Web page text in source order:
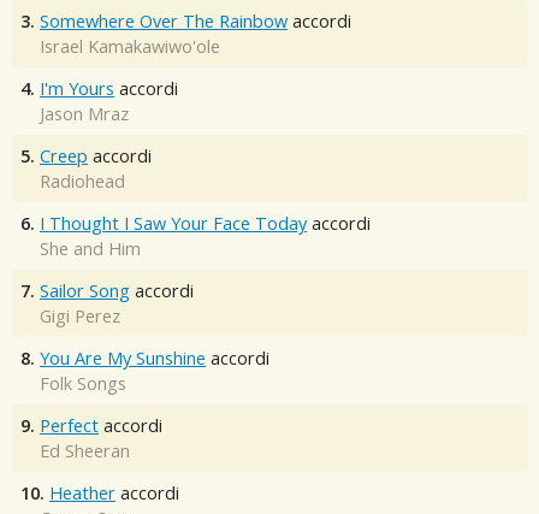
3. Somewhere Over The Rainbow accordi
Israel Kamakawiwo'ole
4. I'm Yours accordi
Jason Mraz
5. Creep accordi
Radiohead
6. I Thought I Saw Your Face Today accordi
She and Him
7. Sailor Song accordi
Gigi Perez
8. You Are My Sunshine accordi
Folk Songs
9. Perfect accordi
Ed Sheeran
10. Heather accordi